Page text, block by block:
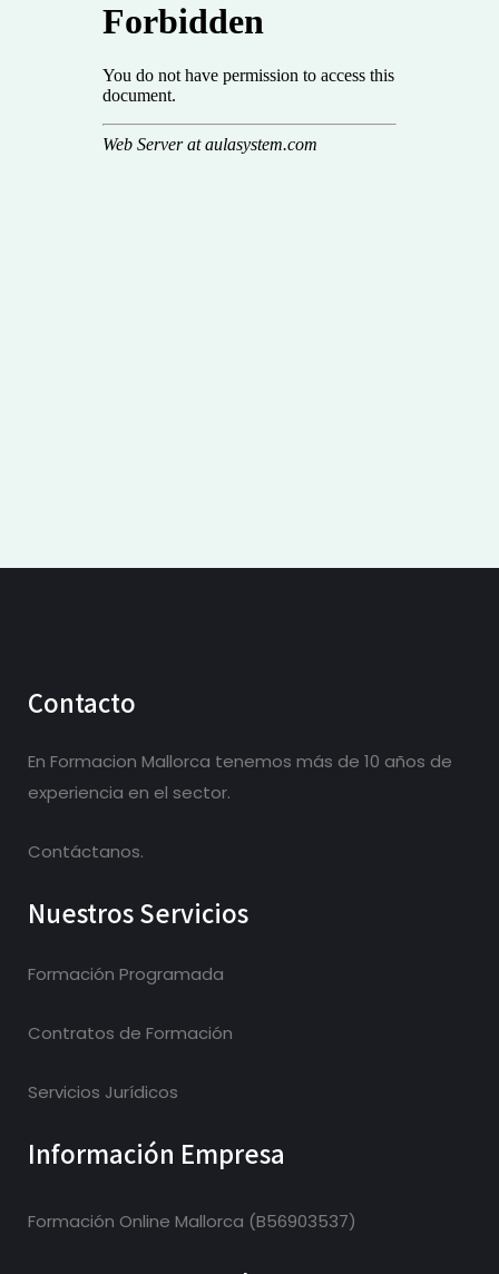
Contacto
En Formacion Mallorca tenemos más de 10 años de
experiencia en el sector.
Contáctanos.
Nuestros Servicios
Formación Programada
Contratos de Formación
Servicios Jurídicos
Información Empresa
Formación Online Mallorca (B56903537)